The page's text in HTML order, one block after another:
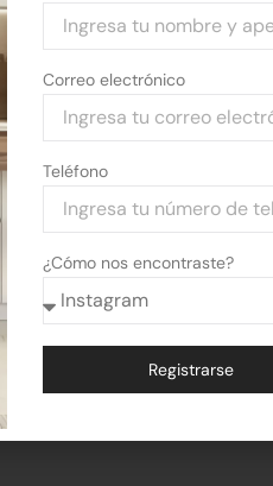
Correo electrónico
Teléfono
¿Cómo nos encontraste?
Registrarse